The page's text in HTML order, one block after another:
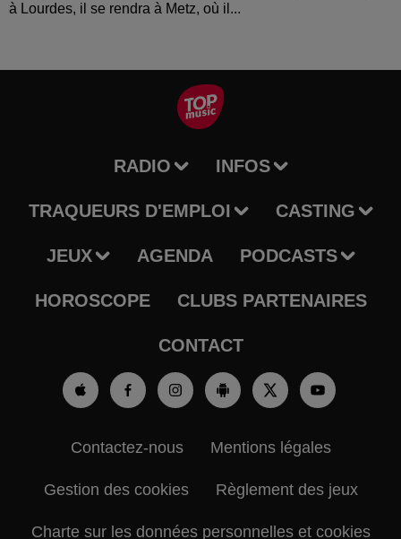
à Lourdes, il se rendra à Metz, où il...
RADIO INFOS
TRAQUEURS D'EMPLOI CASTING
JEUX AGENDA PODCASTS
HOROSCOPE CLUBS PARTENAIRES
CONTACT
Contactez-nous Mentions légales
Gestion des cookies Règlement des jeux
Charte sur les données personnelles et cookies